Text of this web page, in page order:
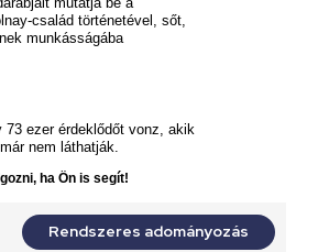
család történetével, sőt,
munkásságába
73 ezer érdeklődőt vonz, akik
nem láthatják.
ha Ön is segít!